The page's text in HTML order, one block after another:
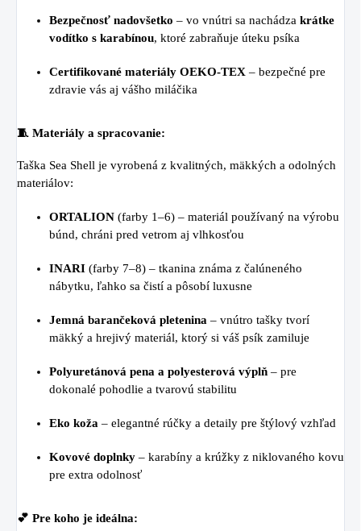
Bezpečnosť nadovšetko – vo vnútri sa nachádza krátke
vodítko s karabínou, ktoré zabraňuje úteku psíka
Certifikované materiály OEKO-TEX – bezpečné pre
zdravie vás aj vášho miláčika
🧵 Materiály a spracovanie:
Taška Sea Shell je vyrobená z kvalitných, mäkkých a odolných
materiálov:
ORTALION (farby 1–6) – materiál používaný na výrobu
búnd, chráni pred vetrom aj vlhkosťou
INARI (farby 7–8) – tkanina známa z čalúneného
nábytku, ľahko sa čistí a pôsobí luxusne
Jemná barančeková pletenina – vnútro tašky tvorí
mäkký a hrejivý materiál, ktorý si váš psík zamiluje
Polyuretánová pena a polyesterová výplň – pre
dokonalé pohodlie a tvarovú stabilitu
Eko koža – elegantné rúčky a detaily pre štýlový vzhľad
Kovové doplnky – karabíny a krúžky z niklovaného kovu
pre extra odolnosť
💕 Pre koho je ideálna: